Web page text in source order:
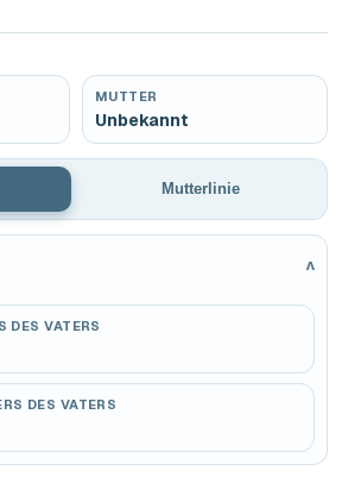
MUTTER
Unbekannt
Mutterlinie
v
DES VATERS
DES VATERS